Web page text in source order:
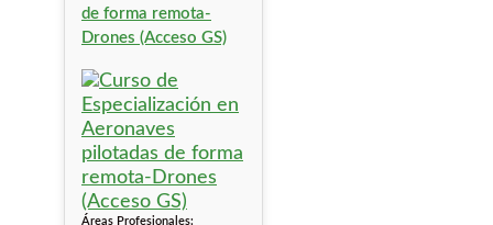
de forma remota-
Drones (Acceso GS)
Áreas Profesionales: